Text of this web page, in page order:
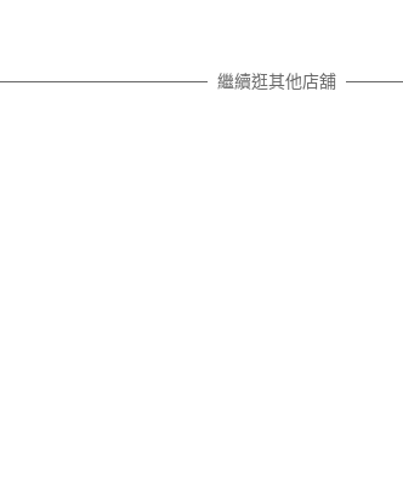
繼續逛其他店舖